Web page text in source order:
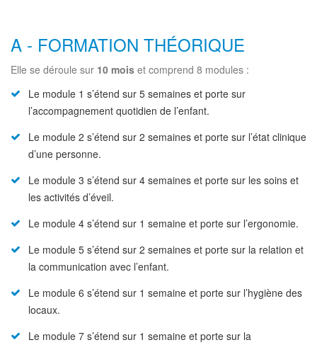
A - FORMATION THÉORIQUE
Elle se déroule sur 10 mois et comprend 8 modules :
Le module 1 s’étend sur 5 semaines et porte sur
l’accompagnement quotidien de l’enfant.
Le module 2 s’étend sur 2 semaines et porte sur l’état clinique
d’une personne.
Le module 3 s’étend sur 4 semaines et porte sur les soins et
les activités d’éveil.
Le module 4 s’étend sur 1 semaine et porte sur l’ergonomie.
Le module 5 s’étend sur 2 semaines et porte sur la relation et
la communication avec l’enfant.
Le module 6 s’étend sur 1 semaine et porte sur l’hygiène des
locaux.
Le module 7 s’étend sur 1 semaine et porte sur la